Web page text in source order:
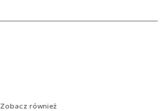
Zobacz również